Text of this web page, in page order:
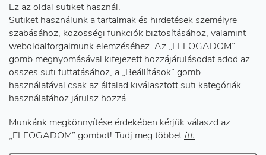
Ez az oldal sütiket használ.
Sütiket használunk a tartalmak és hirdetések személyre
szabásához, közösségi funkciók biztosításához, valamint
weboldalforgalmunk elemzéséhez. Az „ELFOGADOM”
gomb megnyomásával kifejezett hozzájárulásodat adod az
összes süti futtatásához, a „Beállítások” gomb
használatával csak az általad kiválasztott süti kategóriák
használatához járulsz hozzá.
Munkánk megkönnyítése érdekében kérjük válaszd az
„ELFOGADOM” gombot! Tudj meg többet itt.
Információk önnek
Telephelyeink
Facebook
dualbp.hu